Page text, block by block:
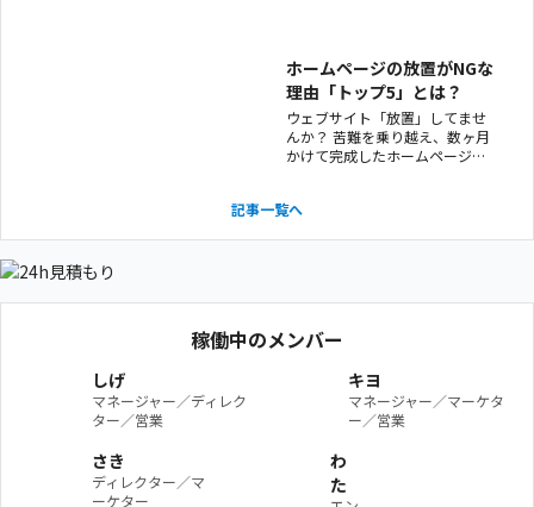
るのがおかしいんだから最後ま
で責任取れやの発注側」の双方
で落とし所が見つからない話で
す。
ホームページの放置がNGな
理由「トップ5」とは？
ウェブサイト「放置」してませ
んか？ 苦難を乗り越え、数ヶ月
かけて完成したホームページ。
ホームページは、出来上がった
記事一覧へ
稼働中のメンバー
しげ
マネージャー／ディレク
ター／営業
キヨ
マネージャー／マーケタ
ー／営業
さき
ディレクター／マ
ーケター
わ
た